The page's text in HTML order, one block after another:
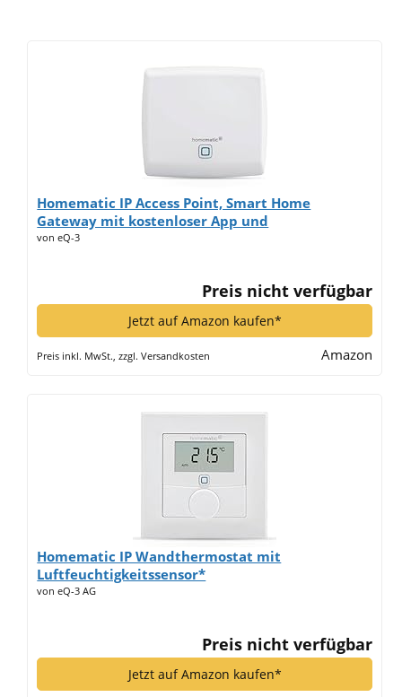
Homematic IP Access Point, Smart Home
Gateway mit kostenloser App und
Sprachsteuerung über Amazon Alexa, 140887A0*
von eQ-3
Preis nicht verfügbar
Jetzt auf Amazon kaufen*
Preis inkl. MwSt., zzgl. Versandkosten Amazon
Homematic IP Wandthermostat mit
Luftfeuchtigkeitssensor*
von eQ-3 AG
Preis nicht verfügbar
Jetzt auf Amazon kaufen*